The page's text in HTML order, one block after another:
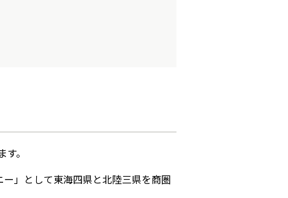
。
」として東海四県と北陸三県を商圏